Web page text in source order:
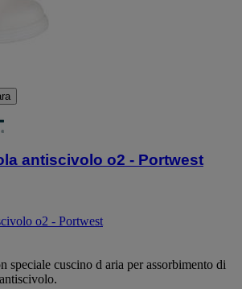
antiscivolo o2 - Portwest
o2 - Portwest
speciale cuscino d aria per assorbimento di